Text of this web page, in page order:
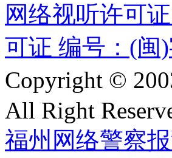
网络视听许可
可证 编号：(闽
Copyright ©
All Right
福州网络警察